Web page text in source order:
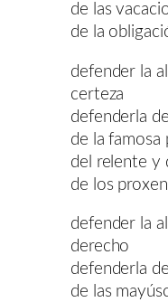
de las
de la
defender la
certeza
defenderla
de la famosa
del relente y
de los
defender la
derecho
defenderla
de las